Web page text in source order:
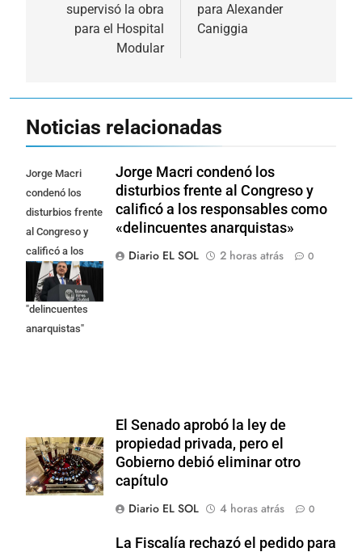
entradas
supervisó la obra
para el Hospital
Modular
para Alexander
Caniggia
Noticias relacionadas
Jorge Macri
condenó los
disturbios frente
al Congreso y
calificó a los
responsables
como
"delincuentes
anarquistas"
Jorge Macri condenó los
disturbios frente al Congreso y
calificó a los responsables como
«delincuentes anarquistas»
Diario EL SOL
2 horas atrás 0
El Senado aprobó la ley de
propiedad privada, pero el
Gobierno debió eliminar otro
capítulo
Diario EL SOL
4 horas atrás 0
La Fiscalía rechazó el pedido para